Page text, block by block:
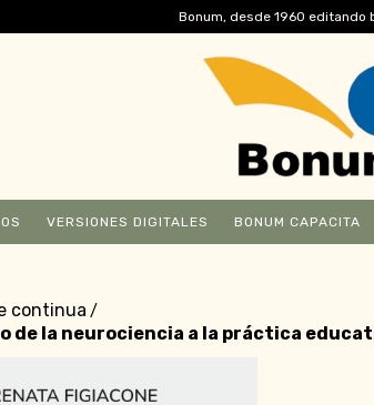
Bonum, desde 1960 editando
VERSIONES DIGITALES BONUM CAPACITA
continua /
de la neurociencia a la práctica